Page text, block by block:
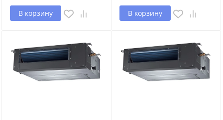
В корзину В корзину